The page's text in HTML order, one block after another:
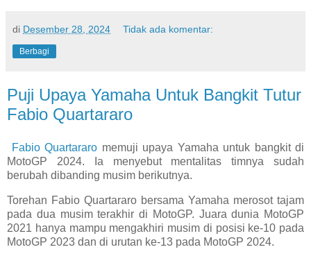
di Desember 28, 2024 Tidak ada komentar:
Berbagi
Puji Upaya Yamaha Untuk Bangkit Tutur
Fabio Quartararo
Fabio Quartararo memuji upaya Yamaha untuk bangkit di
MotoGP 2024. Ia menyebut mentalitas timnya sudah
berubah dibanding musim berikutnya.
Torehan Fabio Quartararo bersama Yamaha merosot tajam
pada dua musim terakhir di MotoGP. Juara dunia MotoGP
2021 hanya mampu mengakhiri musim di posisi ke-10 pada
MotoGP 2023 dan di urutan ke-13 pada MotoGP 2024.